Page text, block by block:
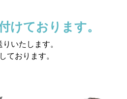
けております。
いたします。
ております。